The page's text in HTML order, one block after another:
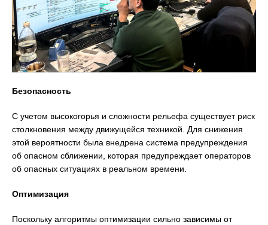
Безопасность
С учетом высокогорья и сложности рельефа существует риск
столкновения между движущейся техникой. Для снижения
этой вероятности была внедрена система предупреждения
об опасном сближении, которая предупреждает операторов
об опасных ситуациях в реальном времени.
Оптимизация
Поскольку алгоритмы оптимизации сильно зависимы от